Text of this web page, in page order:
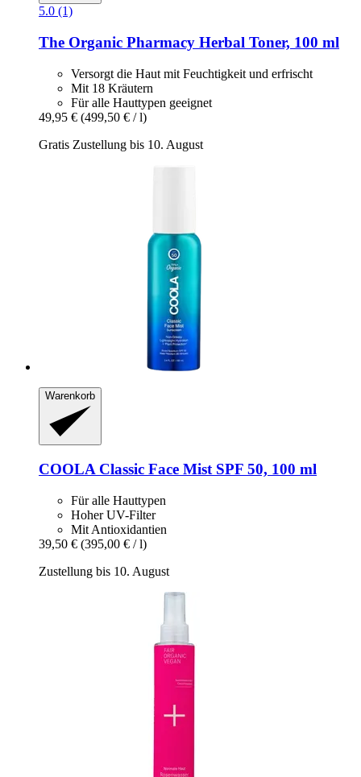
5.0 (1)
The Organic Pharmacy Herbal Toner, 100 ml
Versorgt die Haut mit Feuchtigkeit und erfrischt
Mit 18 Kräutern
Für alle Hauttypen geeignet
49,95 € (499,50 € / l)
Gratis Zustellung bis 10. August
Warenkorb
COOLA Classic Face Mist SPF 50, 100 ml
Für alle Hauttypen
Hoher UV-Filter
Mit Antioxidantien
39,50 € (395,00 € / l)
Zustellung bis 10. August